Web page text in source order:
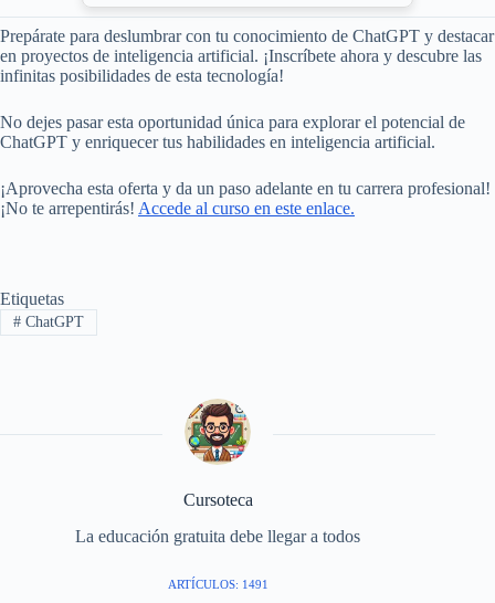
Prepárate para deslumbrar con tu conocimiento de ChatGPT y destacar
en proyectos de inteligencia artificial. ¡Inscríbete ahora y descubre las
infinitas posibilidades de esta tecnología!
No dejes pasar esta oportunidad única para explorar el potencial de
ChatGPT y enriquecer tus habilidades en inteligencia artificial.
¡Aprovecha esta oferta y da un paso adelante en tu carrera profesional!
¡No te arrepentirás! Accede al curso en este enlace.
Etiquetas
#ChatGPT
Cursoteca
La educación gratuita debe llegar a todos
ARTÍCULOS: 1491